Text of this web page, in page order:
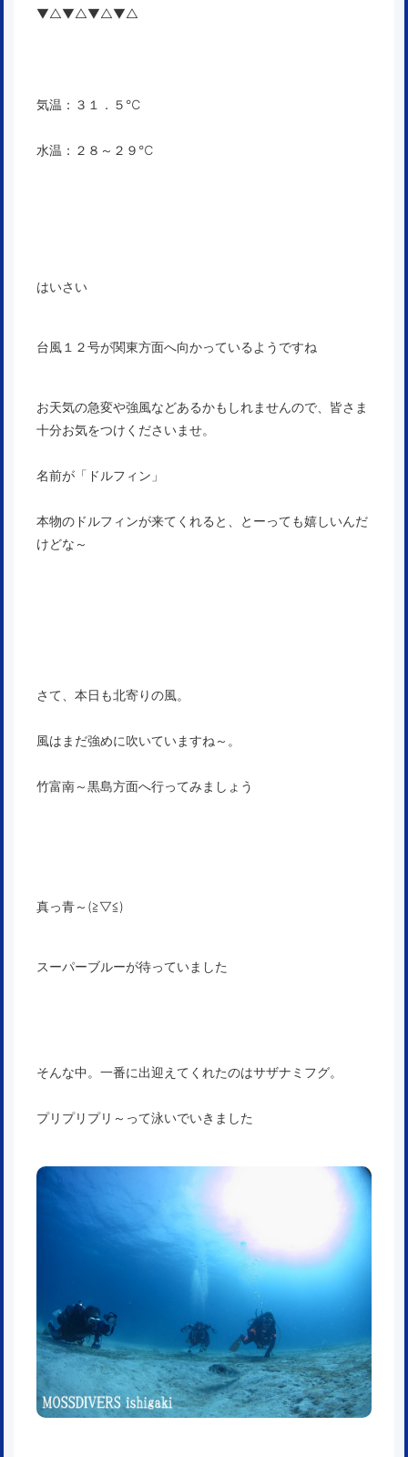
▼△▼△▼△▼△
気温：３１．５℃
水温：２８～２９℃
はいさい
台風１２号が関東方面へ向かっているようですね
お天気の急変や強風などあるかもしれませんので、皆さま
十分お気をつけくださいませ。
名前が「ドルフィン」
本物のドルフィンが来てくれると、とーっても嬉しいんだ
けどな～
さて、本日も北寄りの風。
風はまだ強めに吹いていますね～。
竹富南～黒島方面へ行ってみましょう
真っ青～(≧▽≦)
スーパーブルーが待っていました
そんな中。一番に出迎えてくれたのはサザナミフグ。
プリプリプリ～って泳いでいきました